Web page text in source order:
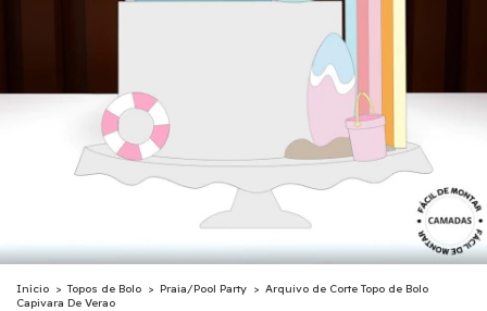
Início > Topos de Bolo > Praia/Pool Party > Arquivo de Corte Topo de Bolo
Capivara De Verao